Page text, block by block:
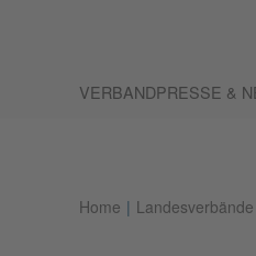
VERBANDPRESSE &
Home Landesverbände